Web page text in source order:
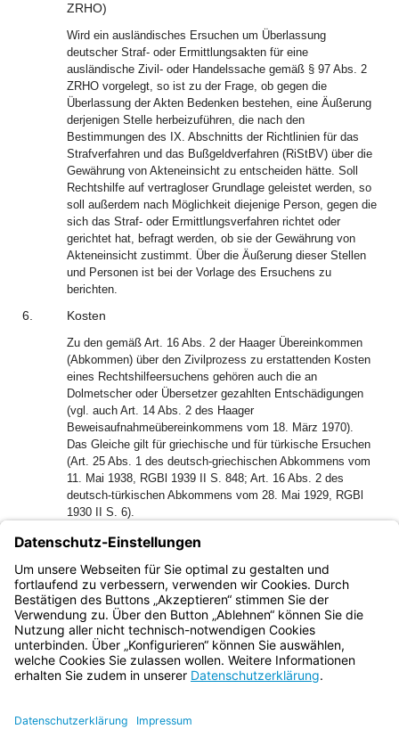
ZRHO)
Wird ein ausländisches Ersuchen um Überlassung
deutscher Straf- oder Ermittlungsakten für eine
ausländische Zivil- oder Handelssache gemäß § 97 Abs. 2
ZRHO vorgelegt, so ist zu der Frage, ob gegen die
Überlassung der Akten Bedenken bestehen, eine Äußerung
derjenigen Stelle herbeizuführen, die nach den
Bestimmungen des IX. Abschnitts der Richtlinien für das
Strafverfahren und das Bußgeldverfahren (RiStBV) über die
Gewährung von Akteneinsicht zu entscheiden hätte. Soll
Rechtshilfe auf vertragloser Grundlage geleistet werden, so
soll außerdem nach Möglichkeit diejenige Person, gegen die
sich das Straf- oder Ermittlungsverfahren richtet oder
gerichtet hat, befragt werden, ob sie der Gewährung von
Akteneinsicht zustimmt. Über die Äußerung dieser Stellen
und Personen ist bei der Vorlage des Ersuchens zu
berichten.
6. Kosten
Zu den gemäß Art. 16 Abs. 2 der Haager Übereinkommen
(Abkommen) über den Zivilprozess zu erstattenden Kosten
eines Rechtshilfeersuchens gehören auch die an
Dolmetscher oder Übersetzer gezahlten Entschädigungen
(vgl. auch Art. 14 Abs. 2 des Haager
Beweisaufnahmeübereinkommens vom 18. März 1970).
Das Gleiche gilt für griechische und für türkische Ersuchen
(Art. 25 Abs. 1 des deutsch-griechischen Abkommens vom
11. Mai 1938, RGBl 1939 II S. 848; Art. 16 Abs. 2 des
deutsch-türkischen Abkommens vom 28. Mai 1929, RGBl
1930 II S. 6).
Im Rechtshilfeverkehr zwischen der Bundesrepublik
Deutschland und Belgien werden diese Kosten jedoch auf
Grund einer deutsch-belgischen Vereinbarung nicht
erstattet.
Bayern.de
BayernPortal
Impressum